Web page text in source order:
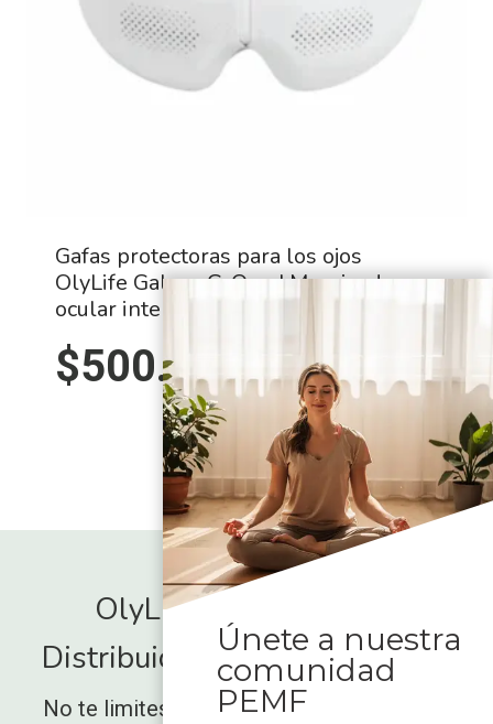
Gafas protectoras para los ojos
OlyLife Galaxy G-One | Masajeador
ocular inteligente PEMF
$500.00
OlyLife International -
Distribuidor global autorizado
No te limites a observar cómo aumenta el
Únete a nuestra
comunidad
PEMF